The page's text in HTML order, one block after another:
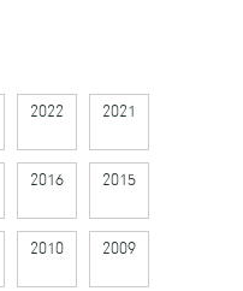
2022 2021
2016 2015
2010 2009